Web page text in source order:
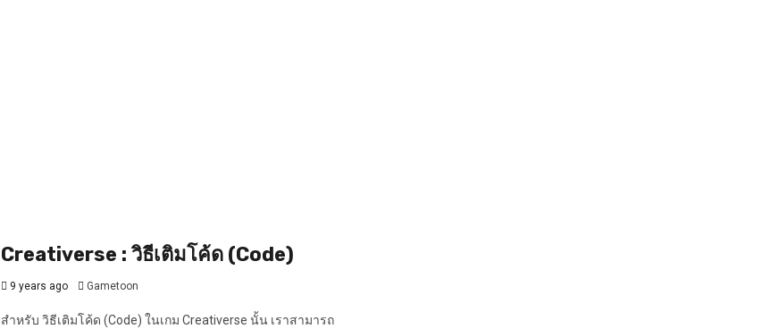
Creativerse : วิธีเติมโค้ด (Code)
9 years ago Gametoon
สำหรับ วิธีเติมโค้ด (Code) ในเกม Creativerse นั้น เราสามารถ